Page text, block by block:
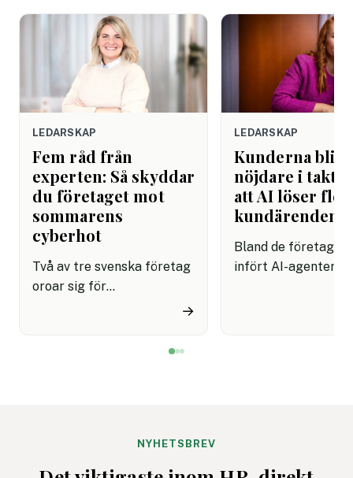
LEDARSKAP
Fem råd från
experten: Så skyddar
du företaget mot
sommarens
cyberhot
Två av tre svenska företag
oroar sig för
innebär semestertider med
→
LEDARSKAP
Kunderna blir
nöjdare i takt
att AI löser fler
kundärenden
Bland de företag
infört AI-agenter i
NYHETSBREV